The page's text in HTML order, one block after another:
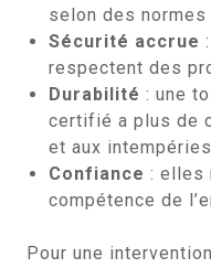
selon des normes
Sécurité accrue
respectent des
Durabilité : une
certifié a plus de
et aux
Confiance : elles
compétence de
Pour une